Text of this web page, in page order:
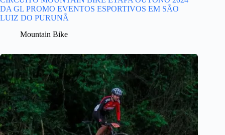
DA GL PROMO EVENTOS ESPORTIVOS EM SÃO
LUIZ DO PURUNÃ
Mountain Bike